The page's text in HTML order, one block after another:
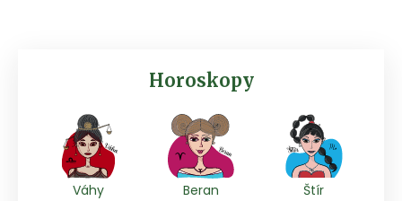
Horoskopy
Váhy Beran Štír